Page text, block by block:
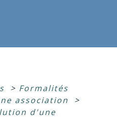
> Formalités
association
>
d'une